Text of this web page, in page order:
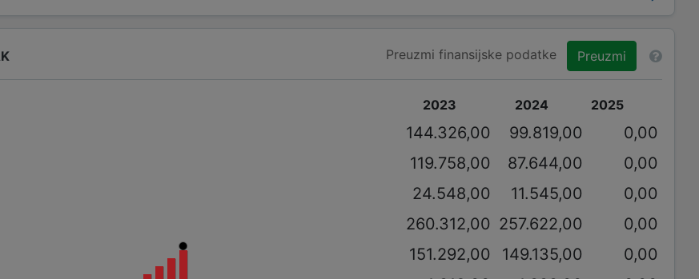
Preuzmi finansijske podatke Preuzmi
2023 2024 2025
144.326,00 99.819,00
0,00
119.758,00 87.644,00
0,00
24.548,00 11.545,00
0,00
260.312,00 257.622,00
0,00
151.292,00 149.135,00
0,00